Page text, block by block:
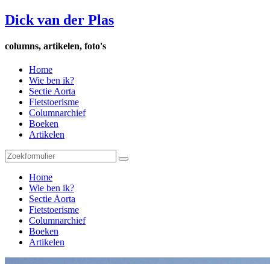
Dick van der Plas
columns, artikelen, foto's
Home
Wie ben ik?
Sectie Aorta
Fietstoerisme
Columnarchief
Boeken
Artikelen
Home
Wie ben ik?
Sectie Aorta
Fietstoerisme
Columnarchief
Boeken
Artikelen